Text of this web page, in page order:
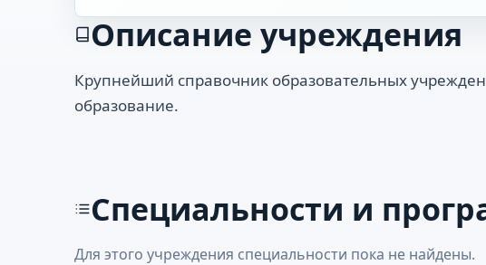
Описание учреждения
Крупнейший справочник образовательных
образование.
Специальности и
Для этого учреждения специальности пока не найдены.